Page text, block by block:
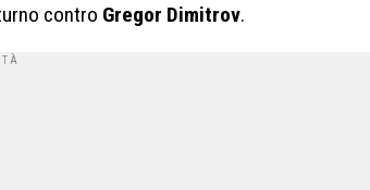
contro Gregor Dimitrov.